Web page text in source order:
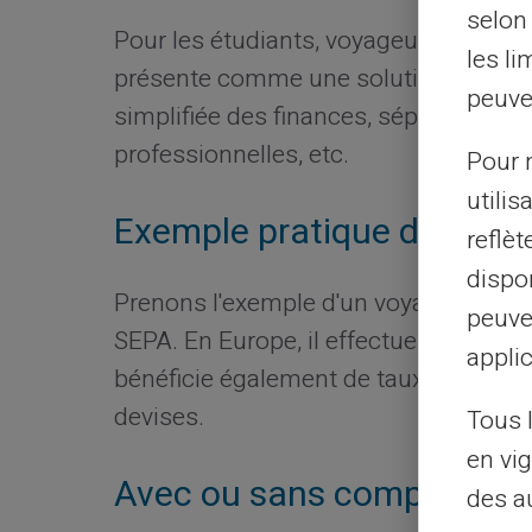
Pour les étudiants, voyageurs
présente comme une solution
simplifiée des finances, séparation
professionnelles, etc.
Exemple pratique
Prenons l'exemple d'un voyageur
SEPA. En Europe, il effectue des
bénéficie également de taux de
devises.
Avec ou sans compte
les
Pour
Tous
en
des